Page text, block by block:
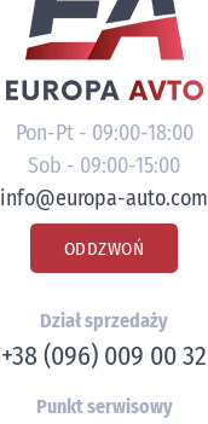
Pon-Pt - 09:00-18:00
Sob - 09:00-15:00
info@europa-auto.com
ODDZWOŃ
Dział sprzedaży
+38 (096) 009 00 32
Punkt serwisowy